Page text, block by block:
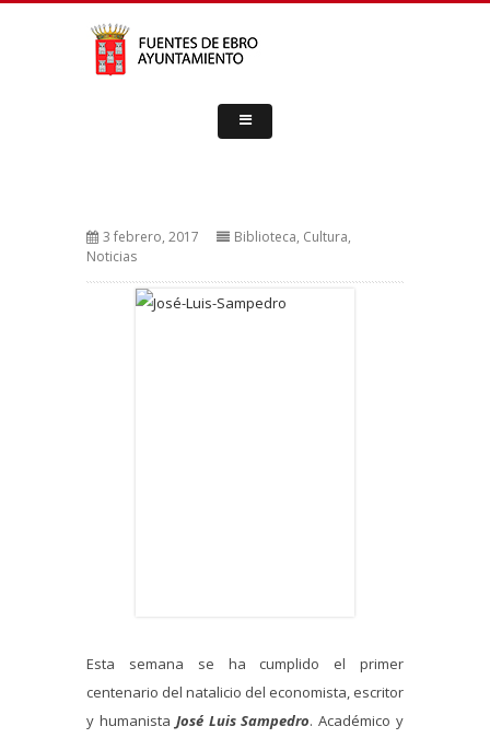
3 febrero, 2017 Biblioteca, Cultura,
Noticias
Esta semana se ha cumplido el primer
centenario del natalicio del economista, escritor
y humanista José Luis Sampedro. Académico y